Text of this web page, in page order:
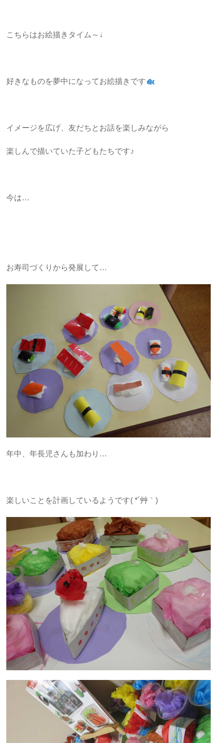
こちらはお絵描きタイム～↓
好きなものを夢中になってお絵描きです
イメージを広げ、友だちとお話を楽しみながら
楽しんで描いていた子どもたちです♪
今は…
お寿司づくりから発展して…
年中、年長児さんも加わり…
楽しいことを計画しているようです( *´艸｀)